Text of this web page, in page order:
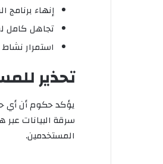
إنهاء
تجاهل كامل
استمرار
تحذير
يؤكد حكوم أن أي
سرقة البيانات عبر
المستخدمين.